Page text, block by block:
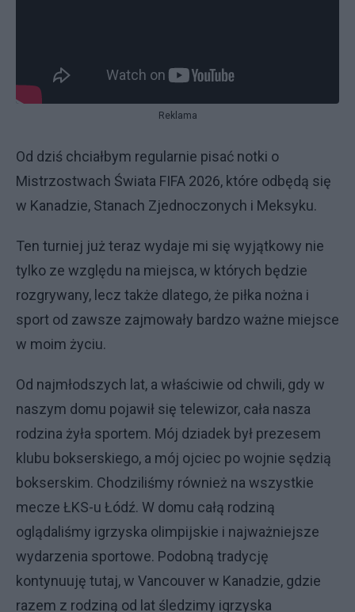
Reklama
Od dziś chciałbym regularnie pisać notki o
Mistrzostwach Świata FIFA 2026, które odbędą się
w Kanadzie, Stanach Zjednoczonych i Meksyku.
Ten turniej już teraz wydaje mi się wyjątkowy nie
tylko ze względu na miejsca, w których będzie
rozgrywany, lecz także dlatego, że piłka nożna i
sport od zawsze zajmowały bardzo ważne miejsce
w moim życiu.
Od najmłodszych lat, a właściwie od chwili, gdy w
naszym domu pojawił się telewizor, cała nasza
rodzina żyła sportem. Mój dziadek był prezesem
klubu bokserskiego, a mój ojciec po wojnie sędzią
bokserskim. Chodziliśmy również na wszystkie
mecze ŁKS-u Łódź. W domu całą rodziną
oglądaliśmy igrzyska olimpijskie i najważniejsze
wydarzenia sportowe. Podobną tradycję
kontynuuję tutaj, w Vancouver w Kanadzie, gdzie
razem z rodziną od lat śledzimy igrzyska